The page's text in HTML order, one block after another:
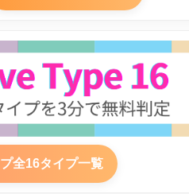
全16タイプ一覧